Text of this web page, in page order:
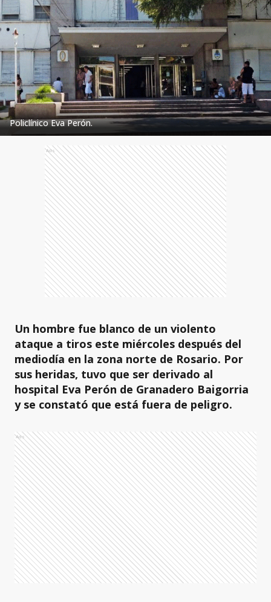
Policlínico Eva Perón.
Ads
Un hombre fue blanco de un violento
ataque a tiros este miércoles después del
mediodía en la zona norte de Rosario. Por
sus heridas, tuvo que ser derivado al
hospital Eva Perón de Granadero Baigorria
y se constató que está fuera de peligro.
Ads